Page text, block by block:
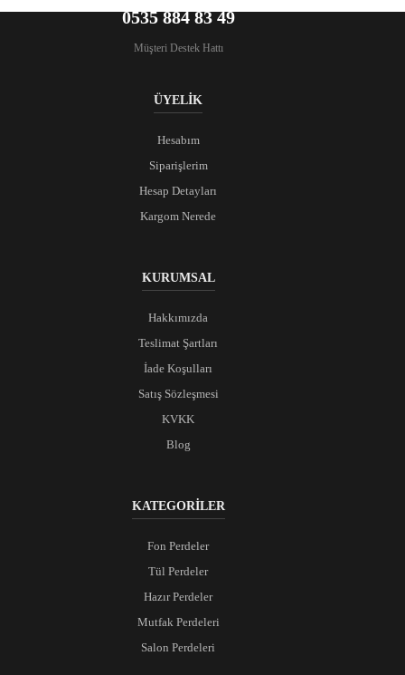
0535 884 83 49
Müşteri Destek Hattı
ÜYELİK
Hesabım
Siparişlerim
Hesap Detayları
Kargom Nerede
KURUMSAL
Hakkımızda
Teslimat Şartları
İade Koşulları
Satış Sözleşmesi
KVKK
Blog
KATEGORİLER
Fon Perdeler
Tül Perdeler
Hazır Perdeler
Mutfak Perdeleri
Salon Perdeleri